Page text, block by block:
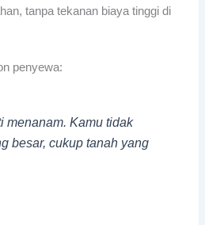
tanpa tekanan biaya tinggi di
penyewa:
menanam. Kamu tidak
besar, cukup tanah yang